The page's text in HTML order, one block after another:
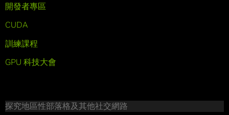
開發者專區
CUDA
訓練課程
GPU 科技大會
探究地區性部落格及其他社交網路